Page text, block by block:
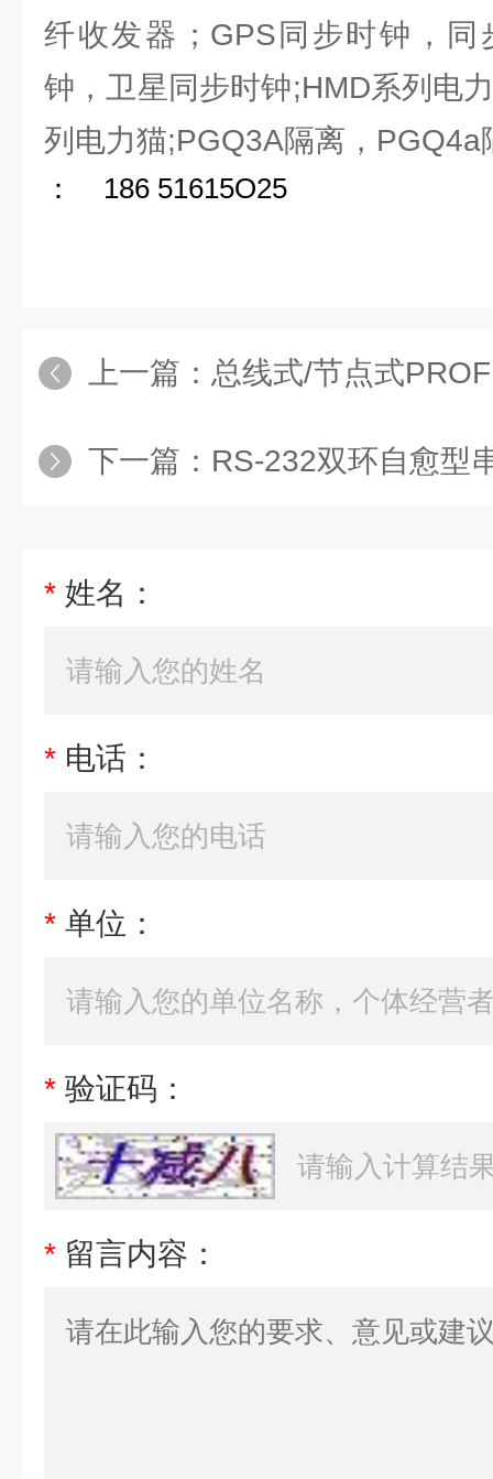
纤收发器；GPS同步时钟，
钟，卫星同步时钟;HMD系列电
列电力猫;PGQ3A隔离，PGQ4a
： 186 51615O25
上一篇： 总线式/节点式
下一篇： RS-232双环自愈型
* 姓名：
* 电话：
* 单位：
* 验证码：
* 留言内容：